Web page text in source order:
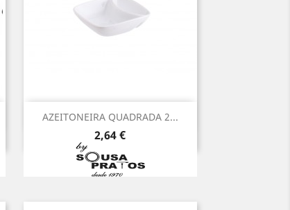
AZEITONEIRA QUADRADA 2...
Preço
2,64 €
Vista rápida